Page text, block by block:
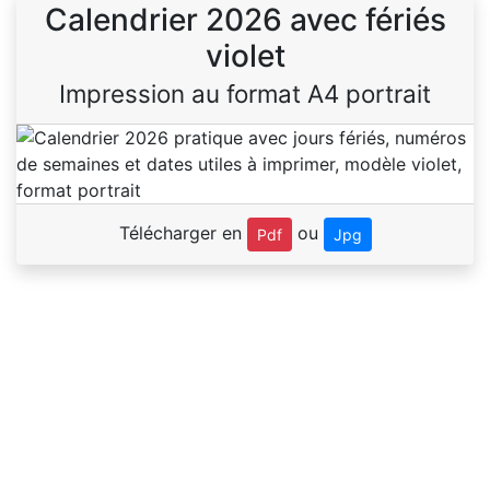
Calendrier 2026 avec fériés
violet
Impression au format A4 portrait
Télécharger en Pdf ou Jpg